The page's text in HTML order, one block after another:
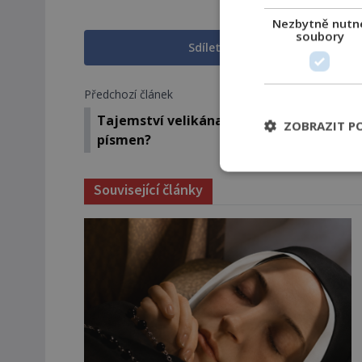
Sdílet na Facebooku
Předchozí článek
Tajemství velikána: Řecký básník na pět
písmen?
Související články
Nezbytně
soubory
ZOBRAZIT